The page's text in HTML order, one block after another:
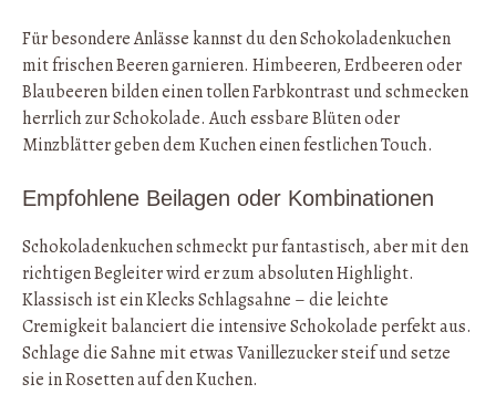
Für besondere Anlässe kannst du den Schokoladenkuchen
mit frischen Beeren garnieren. Himbeeren, Erdbeeren oder
Blaubeeren bilden einen tollen Farbkontrast und schmecken
herrlich zur Schokolade. Auch essbare Blüten oder
Minzblätter geben dem Kuchen einen festlichen Touch.
Empfohlene Beilagen oder Kombinationen
Schokoladenkuchen schmeckt pur fantastisch, aber mit den
richtigen Begleiter wird er zum absoluten Highlight.
Klassisch ist ein Klecks Schlagsahne – die leichte
Cremigkeit balanciert die intensive Schokolade perfekt aus.
Schlage die Sahne mit etwas Vanillezucker steif und setze
sie in Rosetten auf den Kuchen.